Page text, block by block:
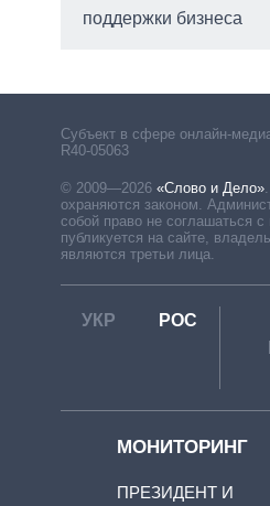
поддержки бизнеса
Субъект в сфере онлайн-
R40-05063
© 2009—2026 «Слово и Дело».
охраняются законом.
собой право не соглашаться
публикуется на сайте,
являются третьи лица.
УКР РОС
МОНИТОРИНГ
ПРЕЗИДЕНТ И